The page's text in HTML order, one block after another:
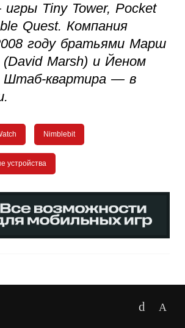
Tiny Tower, Pocket
Quest. Компания
году братьями Марш
Marsh) и Йеном
Штаб-квартира — в
Nimblebit
устройства